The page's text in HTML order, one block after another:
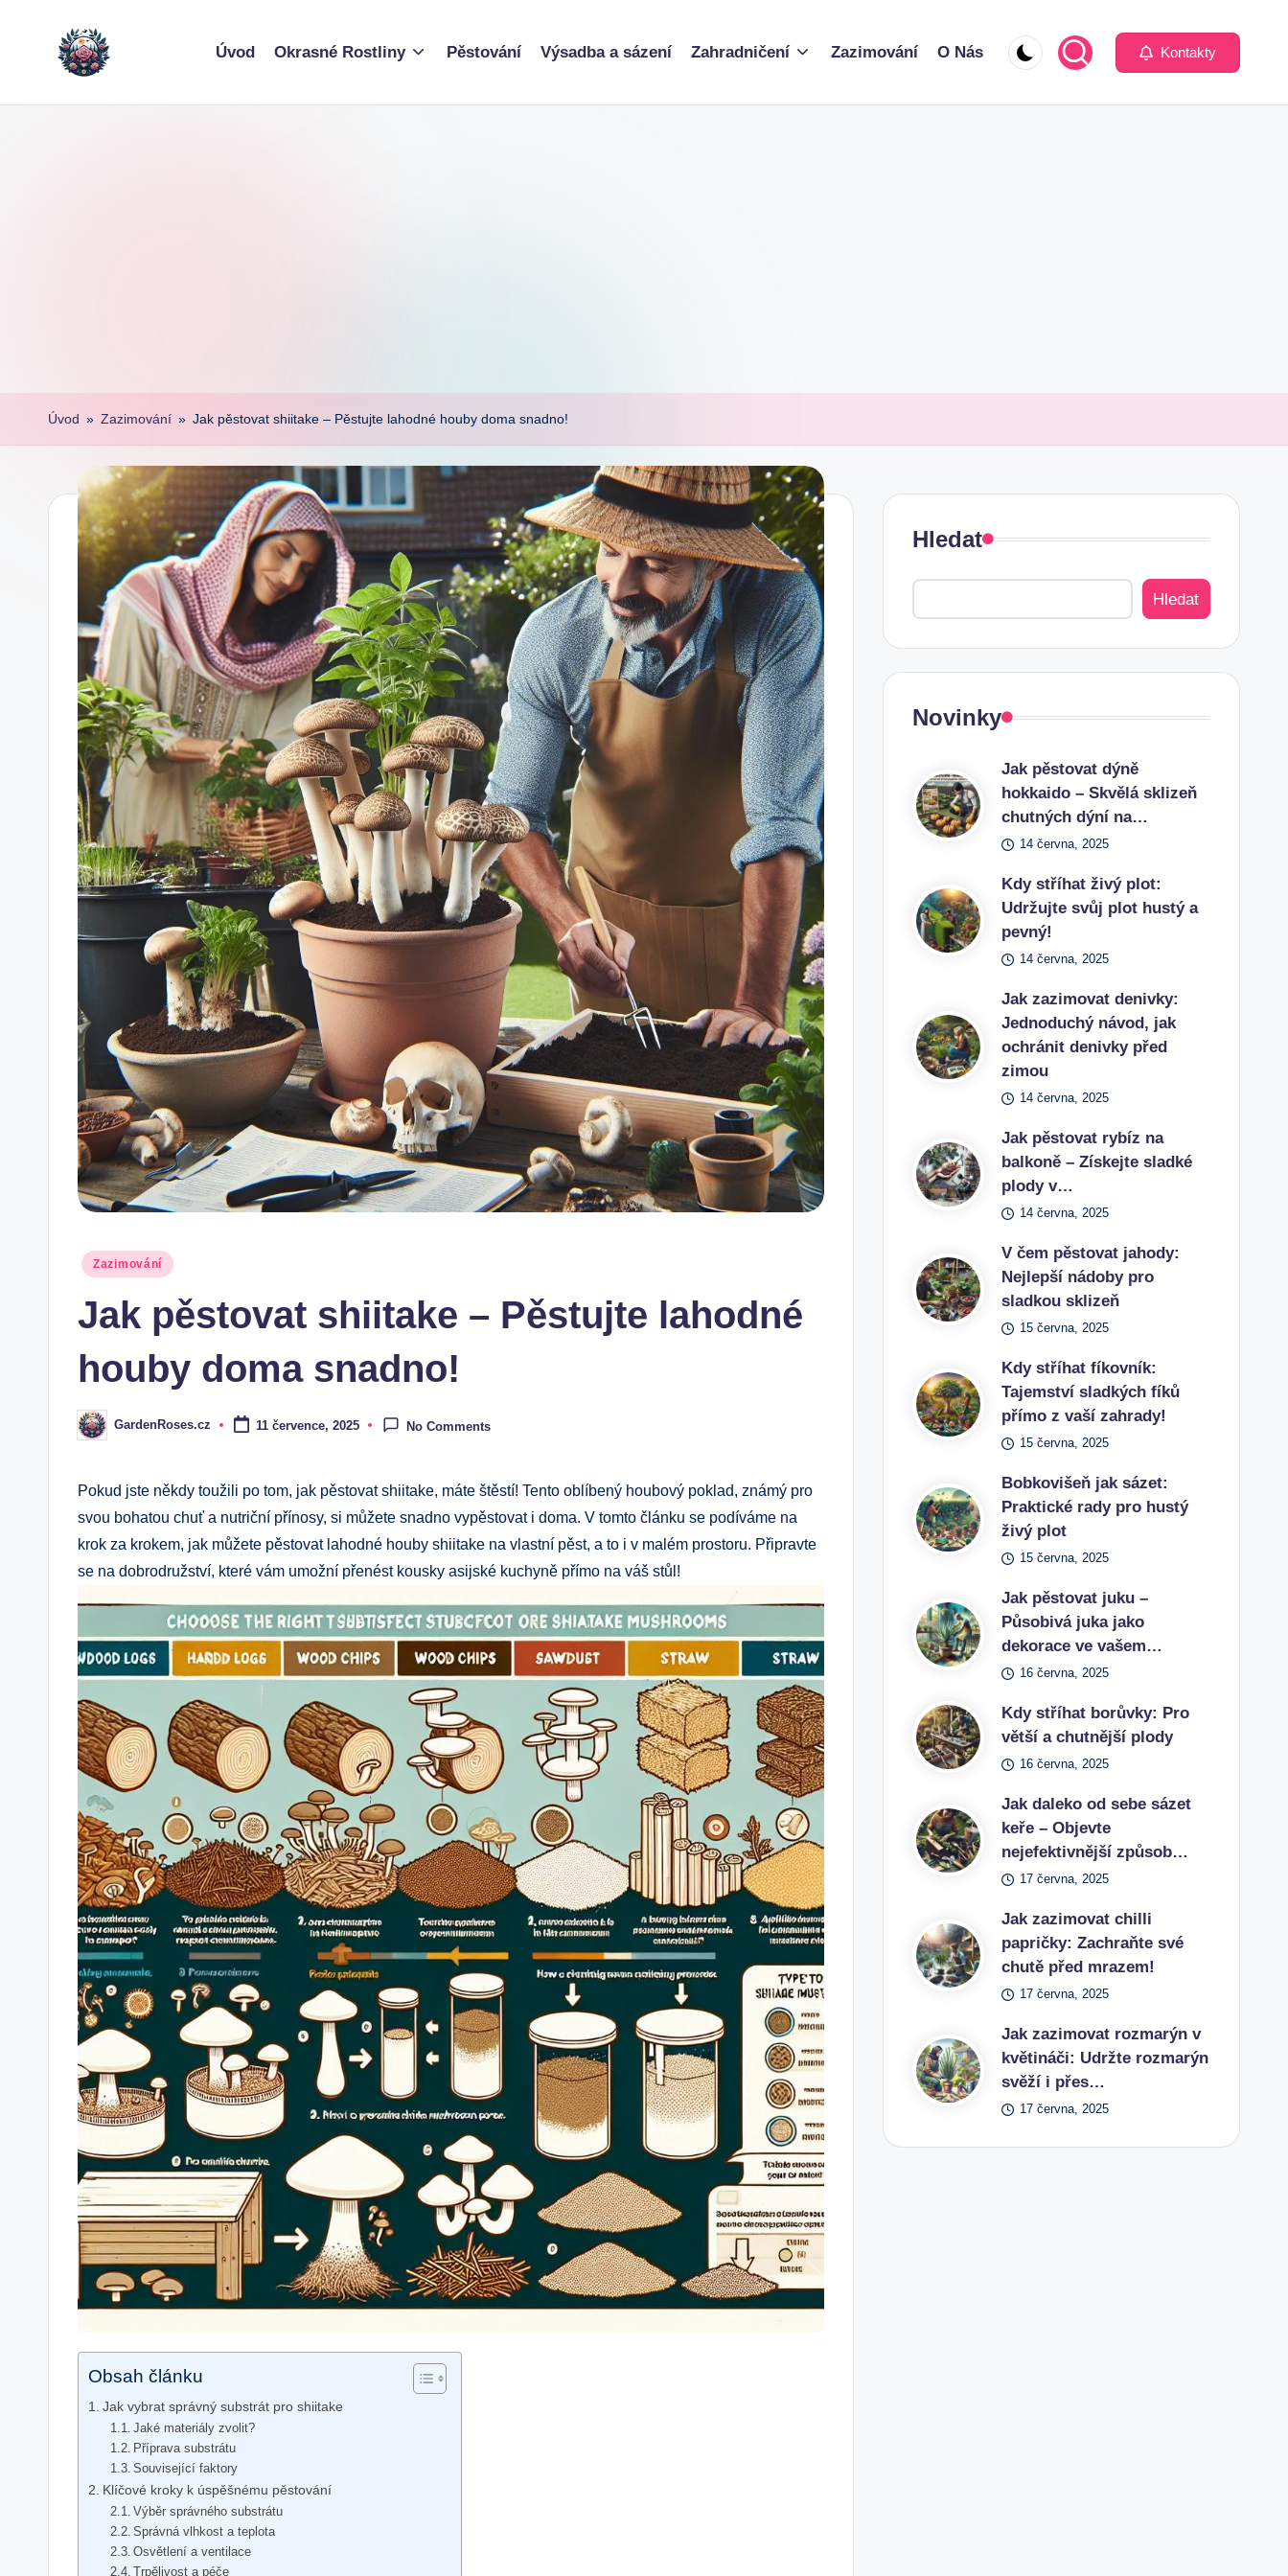
content
Úvod Okrasné Rostliny Pěstování Výsadba a sázení Zahradničení Zazimování O Nás Kontakty
Úvod » Zazimování » Jak pěstovat shiitake – Pěstujte lahodné houby doma snadno!
Posted
Zazimování
Jak pěstovat shiitake – Pěstujte lahodné
houby doma snadno!
Posted
by
GardenRoses.cz 11 července, 2025 No Comments
Pokud jste někdy toužili po tom, jak pěstovat shiitake, máte štěstí! Tento oblíbený houbový poklad, známý pro
svou bohatou chuť a nutriční přínosy, si můžete snadno vypěstovat i doma. V tomto článku se podíváme na
krok za krokem, jak můžete pěstovat lahodné houby shiitake na vlastní pěst, a to i v malém prostoru. Připravte
se na dobrodružství, které vám umožní přenést kousky asijské kuchyně přímo na váš stůl!
Obsah článku
Jak vybrat správný substrát pro shiitake
Jaké materiály zvolit?
Příprava substrátu
Související faktory
Klíčové kroky k úspěšnému pěstování
Výběr správného substrátu
Správná vlhkost a teplota
Osvětlení a ventilace
Trpělivost a péče
Hledat
Hledat
Novinky
Jak pěstovat dýně
hokkaido – Skvělá sklizeň
chutných dýní na…
14 června, 2025
Kdy stříhat živý plot:
Udržujte svůj plot hustý a
pevný!
14 června, 2025
Jak zazimovat denivky:
Jednoduchý návod, jak
ochránit denivky před
zimou
14 června, 2025
Jak pěstovat rybíz na
balkoně – Získejte sladké
plody v…
14 června, 2025
V čem pěstovat jahody:
Nejlepší nádoby pro
sladkou sklizeň
15 června, 2025
Kdy stříhat fíkovník:
Tajemství sladkých fíků
přímo z vaší zahrady!
15 června, 2025
Bobkovišeň jak sázet:
Praktické rady pro hustý
živý plot
15 června, 2025
Jak pěstovat juku –
Působivá juka jako
dekorace ve vašem…
16 června, 2025
Kdy stříhat borůvky: Pro
větší a chutnější plody
16 června, 2025
Jak daleko od sebe sázet
keře – Objevte
nejefektivnější způsob…
17 června, 2025
Jak zazimovat chilli
papričky: Zachraňte své
chutě před mrazem!
17 června, 2025
Jak zazimovat rozmarýn v
květináči: Udržte rozmarýn
svěží i přes…
17 června, 2025